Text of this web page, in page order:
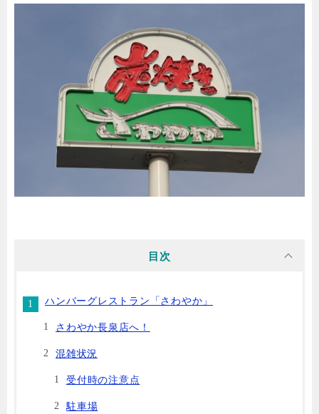
目次
ハンバーグレストラン「さわやか」
さわやか長泉店へ！
混雑状況
受付時の注意点
駐車場